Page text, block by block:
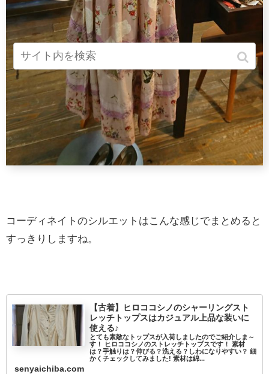
コーディネイトのシルエットはこんな感じでまとめると
すっきりしますね。
【古着】ヒロココシノのシャーリングスト
レッチトップスはカジュアル上品な装いに
使える♪
とても素敵なトップスが入荷しましたのでご紹介しま～
す！ ヒロココシノのストレッチトップスです！ 素材
は？手触りは？伸びる？洗える？しわになりやすい？ 細
かくチェックしてみました! 素材は綿...
senyaichiba.com